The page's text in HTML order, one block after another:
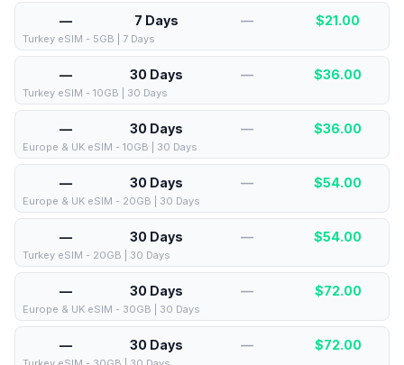
— 7 Days — $21.00
Turkey eSIM - 5GB | 7 Days
— 30 Days — $36.00
Turkey eSIM - 10GB | 30 Days
— 30 Days — $36.00
Europe & UK eSIM - 10GB | 30 Days
— 30 Days — $54.00
Europe & UK eSIM - 20GB | 30 Days
— 30 Days — $54.00
Turkey eSIM - 20GB | 30 Days
— 30 Days — $72.00
Europe & UK eSIM - 30GB | 30 Days
— 30 Days — $72.00